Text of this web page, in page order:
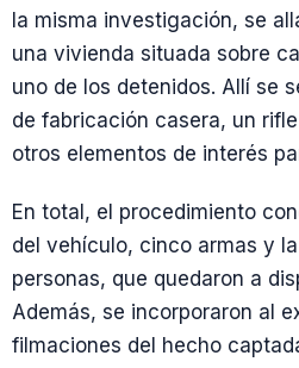
la misma investigación, se
una vivienda situada sobre
uno de los detenidos. Allí se
de fabricación casera, un
otros elementos de interés
En total, el procedimiento
del vehículo, cinco armas y
personas, que quedaron a
Además, se incorporaron al
filmaciones del hecho